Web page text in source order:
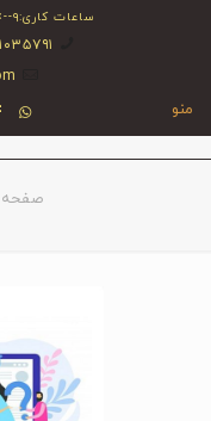
ساعات کاری:۹-->۱۹ روزهای کاری شنبه --> ۴شنبه
۰۲۱-
منو